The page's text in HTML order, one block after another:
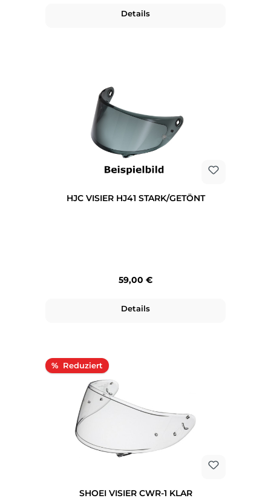
Details
HJC VISIER HJ41 STARK/GETÖNT
Regulärer Preis:
59,00 €
Details
% Rabatt
SHOEI VISIER CWR-1 KLAR